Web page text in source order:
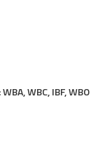
WBC, IBF, WBO